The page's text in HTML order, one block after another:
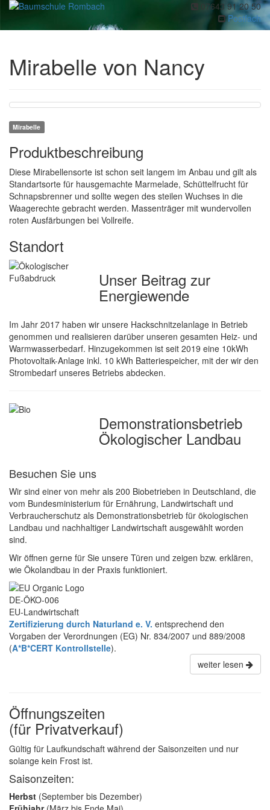
07643 91 20 50
Postfach
Mirabelle von Nancy
Mirabelle
Produktbeschreibung
Diese Mirabellensorte ist schon seit langem im Anbau und gilt als
Standartsorte für hausgemachte Marmelade, Schüttelfrucht für
Schnapsbrenner und sollte wegen des steilen Wuchses in die
Waagerechte gebracht werden. Massenträger mit wundervollen
roten Ausfärbungen bei Vollreife.
Standort
Unser Beitrag zur
Energiewende
Im Jahr 2017 haben wir unsere Hackschnitzelanlage in Betrieb
genommen und realisieren darüber unseren gesamten Heiz- und
Warmwasserbedarf. Hinzugekommen ist seit 2019 eine 10kWh
Photovoltaik-Anlage inkl. 10 kWh Batteriespeicher, mit der wir den
Strombedarf unseres Betriebs abdecken.
Demonstrations­betrieb
Ökologischer Landbau
Besuchen Sie uns
Wir sind einer von mehr als 200 Biobetrieben in Deutschland, die
vom Bundesministerium für Ernährung, Landwirtschaft und
Verbraucherschutz als Demonstrationsbetrieb für ökologischen
Landbau und nachhaltiger Landwirtschaft ausgewählt worden
sind.
Wir öffnen gerne für Sie unsere Türen und zeigen bzw. erklären,
wie Ökolandbau in der Praxis funktioniert.
DE-ÖKO-006
EU-Landwirtschaft
Zertifizierung durch Naturland e. V. entsprechend den
Vorgaben der Verordnungen (EG) Nr. 834/2007 und 889/2008
(A*B*CERT Kontrollstelle).
weiter lesen
Öffnungszeiten
(für Privatverkauf)
Gültig für Laufkundschaft während der Saisonzeiten und nur
solange kein Frost ist.
Saisonzeiten:
Herbst (September bis Dezember)